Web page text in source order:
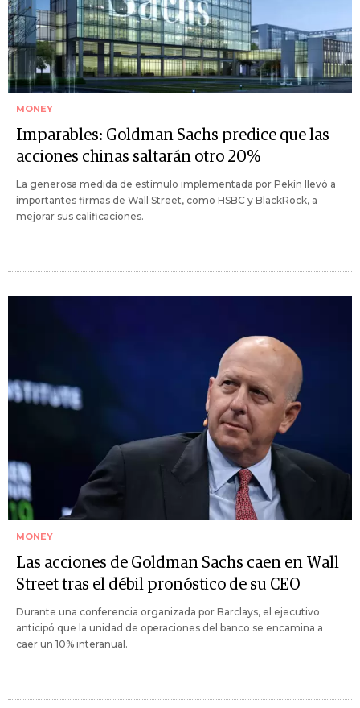
MONEY
Imparables: Goldman Sachs predice que las
acciones chinas saltarán otro 20%
La generosa medida de estímulo implementada por Pekín llevó a
importantes firmas de Wall Street, como HSBC y BlackRock, a
mejorar sus calificaciones.
MONEY
Las acciones de Goldman Sachs caen en Wall
Street tras el débil pronóstico de su CEO
Durante una conferencia organizada por Barclays, el ejecutivo
anticipó que la unidad de operaciones del banco se encamina a
caer un 10% interanual.